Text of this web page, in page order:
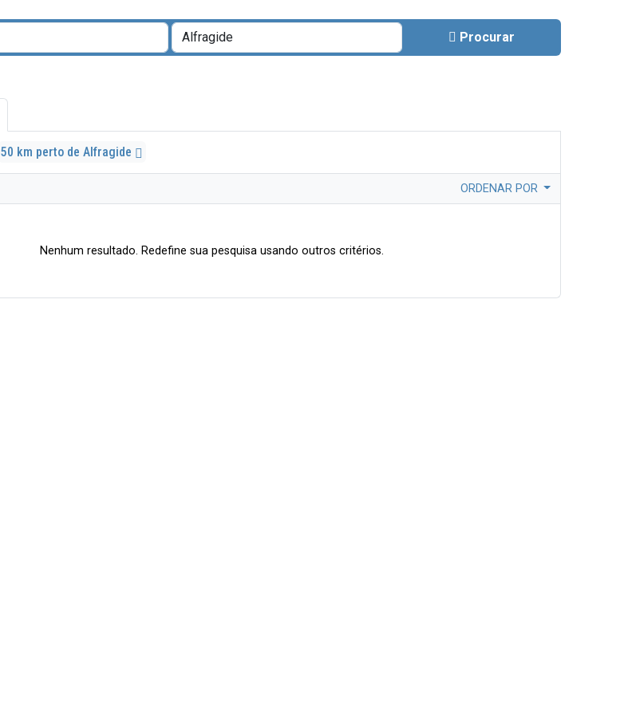
Procurar
50 km perto de Alfragide
ORDENAR POR
Nenhum resultado. Redefine sua pesquisa usando outros critérios.